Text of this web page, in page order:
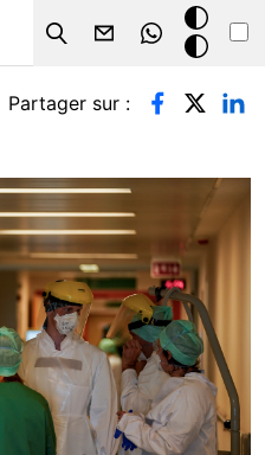
Search
Mode
sombre
Partager sur :